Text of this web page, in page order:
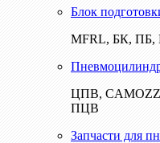
Блок
MFRL, БК,
ЦПВ,
ПЦВ
Запчасти для